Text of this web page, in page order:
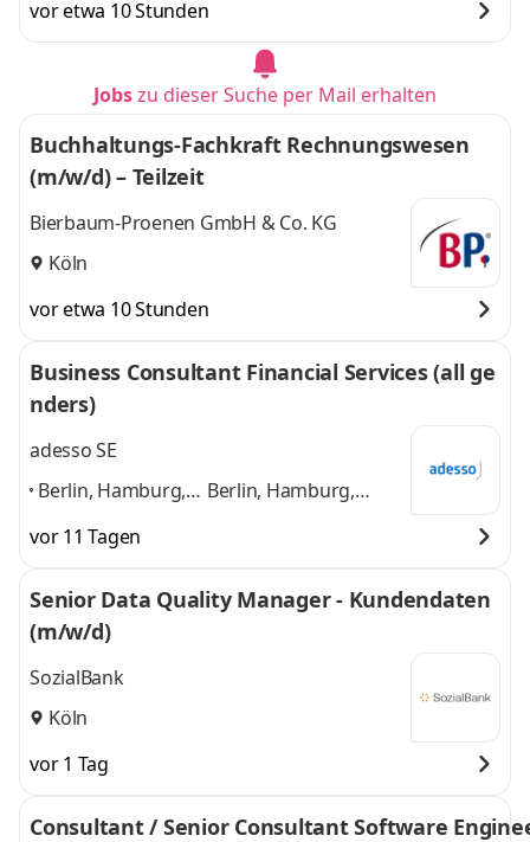
vor etwa 10 Stunden
Jobszu dieser Suche per Mail erhalten
Buchhaltungs-Fachkraft Rechnungswesen
(m/w/d) – Teilzeit
Bierbaum-Proenen GmbH & Co. KG
Köln
vor etwa 10 Stunden
Business Consultant Financial Services (all ge
nders)
adesso SE
Berlin, Hamburg,
Frankfurt,
Stuttgart, Leipzig,
Dortmund,
Berlin, Hamburg,
Leipzig, Dortmund
und 6 weitere
vor 11 Tagen
Senior Data Quality Manager - Kundendaten
(m/w/d)
SozialBank
Köln
vor 1 Tag
Consultant / Senior Consultant Software